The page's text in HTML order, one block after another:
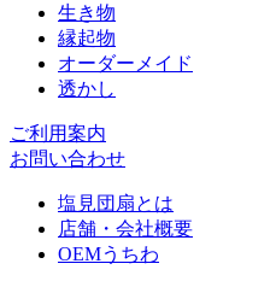
生き物
縁起物
オーダーメイド
透かし
ご利用案内
お問い合わせ
塩見団扇とは
店舗・会社概要
OEMうちわ